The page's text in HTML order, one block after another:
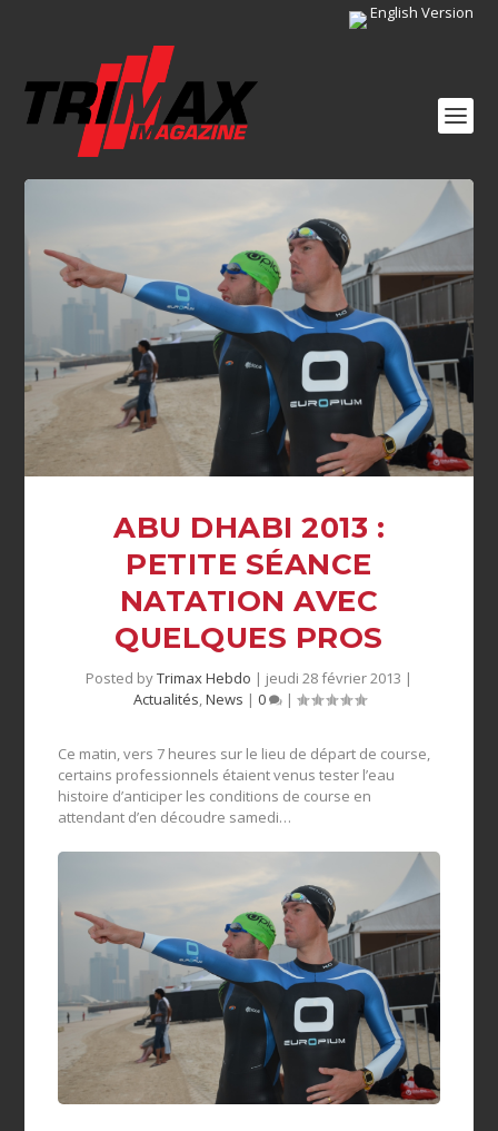
English Version
ABU DHABI 2013 :
PETITE SÉANCE
NATATION AVEC
QUELQUES PROS
Posted byTrimax Hebdo | jeudi 28 février 2013 |
Actualités,News | 0 |
Ce matin, vers 7 heures sur le lieu de départ de course,
certains professionnels étaient venus tester l’eau
histoire d’anticiper les conditions de course en
attendant d’en découdre samedi…